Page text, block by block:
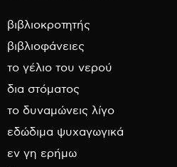
βιβλιοκροτητής
βιβλιοφάνειες
το γέλιο του νερού
δια στόματος
το δυναμώνεις λίγο
εδώδιμα ψυχαγωγικά
εν γη ερήμω